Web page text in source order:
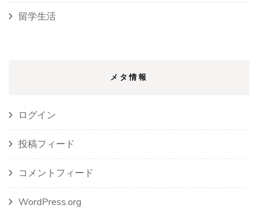
留学生活
メタ情報
ログイン
投稿フィード
コメントフィード
WordPress.org